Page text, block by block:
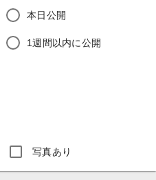
本日公開
1週間以内に公開
写真あり